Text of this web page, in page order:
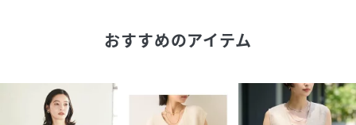
※商品画像は、光の当たり具合やパソコンなどの閲覧環境に
ご了承ください。
※画像の商品はサンプルです。
おすすめのアイテム